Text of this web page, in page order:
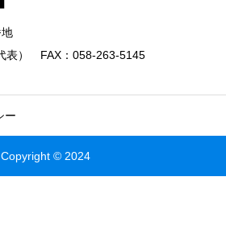
表） FAX：058-263-5145
ー
Copyright © 2024